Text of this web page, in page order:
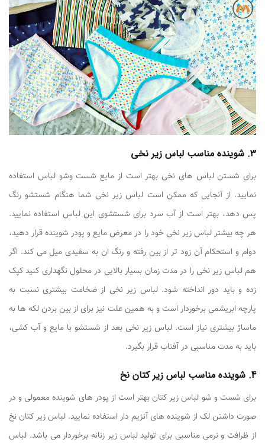
3. شوینده مناسب لباس زیر نخی
برای شستن لباس های نخی بهتر است از مایع شست وشو لباس استفاده
نمایید. از آنجایی که ممکن است لباس زیر نخی شما هنگام شستشو رنگ
پس دهد، بهتر است از آب سرد برای شستشوی این لباس استفاده نمایید.
هر چه بیشتر لباس زیر نخی خود را در معرض مایع و پودر شوینده قرار دهید،
دوام و استحکام آن زود تر از بین رفته و رنگ ان به سفیدی میل می کند. اگر
هم لباس زیر نخی را در مدت زمان بسیار بالایی در محلول نگهداری کنید کپک
زده و باید دور انداخته شود. لباس زیر نخی از ضخامت بیشتری نسبت به
پارچه ابریشمی برخوردار است و به همین علت نیز برای از بین بردن لکه ها به
ماساژ بیشتری نیاز است. لباس زیر نخی بعد از شستشو با مایع و آب کشی،
باید به مدت مناسبی در آفتاب قرار بگیرد.
4. شوینده مناسب لباس زیر کتان نخ
برای شست و شو لباس زیر کتان بهتر است از پودر های شوینده معمولی و در
صورت داشتن لک از شوینده های آنزیم دار استفاده نمایید. لباس زیر کتان نخ
از ظرافت و نرمی مناسبی برای تولید لباس زیر زنانه برخوردار می باشد. لباس